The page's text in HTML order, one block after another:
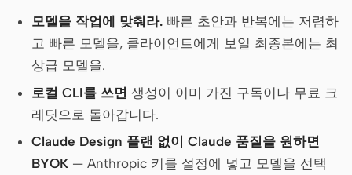
모델을 작업에 맞춰라.빠른 초안과 반복에는 저렴하
고 빠른 모델을, 클라이언트에게 보일 최종본에는 최
상급 모델을.
로컬 CLI를 쓰면 생성이 이미 가진 구독이나 무료 크
레딧으로 돌아갑니다.
Claude Design 플랜 없이 Claude 품질을 원하면
BYOK— Anthropic 키를 설정에 넣고 모델을 선택